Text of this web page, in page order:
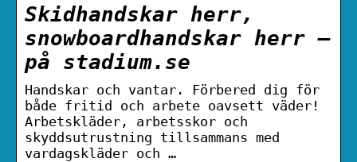
Skidhandskar herr,
snowboardhandskar herr –
på stadium.se
Handskar och vantar. Förbered dig för
både fritid och arbete oavsett väder!
Arbetskläder, arbetsskor och
skyddsutrustning tillsammans med
vardagskläder och …